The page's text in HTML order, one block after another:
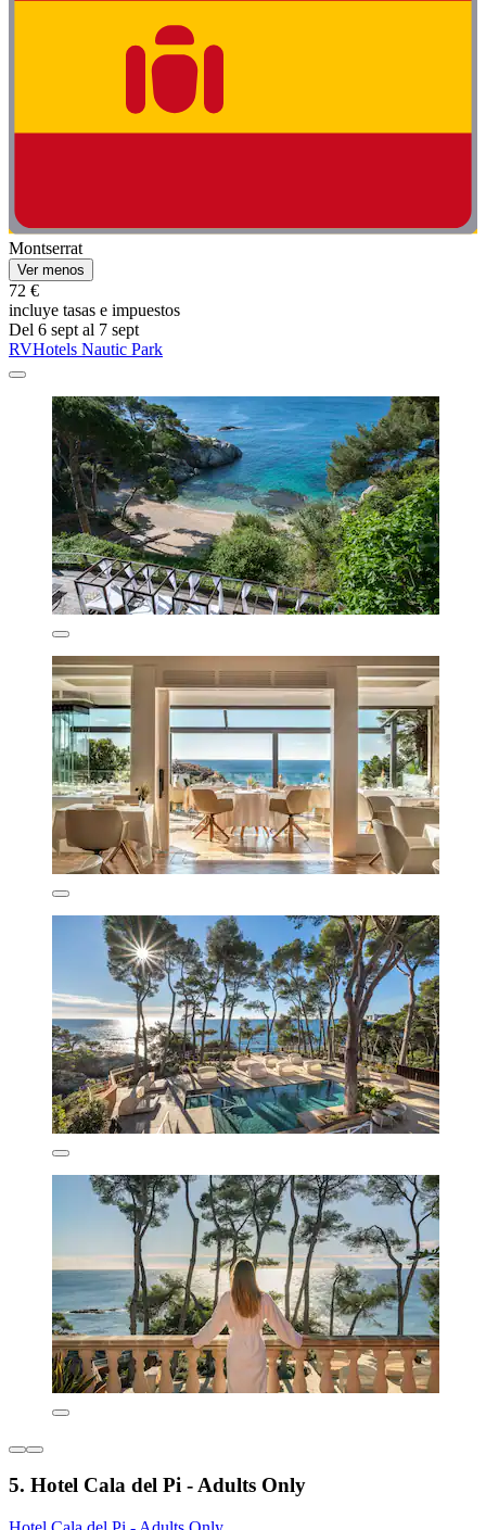
Montserrat
Ver menos
72 €
incluye tasas e impuestos
Del 6 sept al 7 sept
RVHotels Nautic Park
5. Hotel Cala del Pi - Adults Only